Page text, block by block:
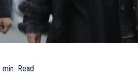
min. Read